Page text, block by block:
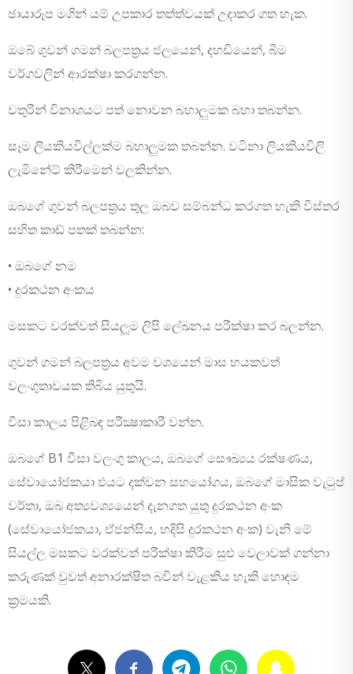
ඡායාරූප මගින් යම් උපකාර තත්ත්වයක් උදාකර ගත හැක.
ඔබේ ගුවන් ගමන් බලපත්‍රය ජලයෙන්, දහඩියෙන්, බීම
වර්ගවලින් ආරක්ෂා කරගන්න.
වතුරින් විනාශයට පත් නොවන බහාලුමක බහා තබන්න.
සෑම ලියකියවිල්ලක්ම බහාලුමක තබන්න. වටිනා ලියකියවිලි
ලැමිනේට් කිරීමෙන් වලකින්න.
ඔබගේ ගුවන් බලපත්‍රය තුල ඔබව සම්බන්ධ කරගත හැකි විස්තර
සහිත කාඩ් පතක් තබන්න:
• ඔබගේ නම
• දුරකථන අංකය
මසකට වරක්වත් සියලූම ලිපි ලේඛනය පරීක්ෂා කර බලන්න.
ගුවන් ගමන් බලපත්‍රය අවම වශයෙන් මාස හයකවත්
වලංගුතාවයක තිබිය යුතුයි.
වීසා කාලය පිළිබඳ පරීක්‍ෂාකාරී වන්න.
ඔබගේ B1 වීසා වලංගු කාලය, ඔබගේ සෞඛ්‍යය රක්ෂණය,
සේවායෝජකයා එයට දක්වන සහයෝගය, ඔබගේ මාසික වැටුප්
වර්තා, ඔබ අත්‍යවශ්‍යයෙන් දැනගත යුතු දුරකථන අංක
(සේවායෝජකයා, ඒජන්සිය, හදිසි දුරකථන අංක) වැනි මේ
සියල්ල මසකට වරක්වත් පරීක්ෂා කිරීම සුළු වෙලාවක් ගන්නා
කරුණක් වුවත් අනාරක්ෂිත බවින් වැළකිය හැකි හොඳම
ක්‍රමයකි.